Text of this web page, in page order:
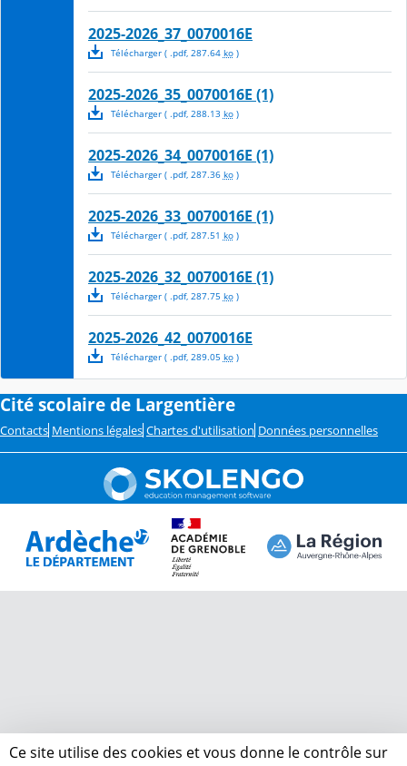
2025-2026_37_0070016E
Télécharger( .pdf, 287.64 ko)
2025-2026_35_0070016E (1)
Télécharger( .pdf, 288.13 ko)
2025-2026_34_0070016E (1)
Télécharger( .pdf, 287.36 ko)
2025-2026_33_0070016E (1)
Télécharger( .pdf, 287.51 ko)
2025-2026_32_0070016E (1)
Télécharger( .pdf, 287.75 ko)
2025-2026_42_0070016E
Télécharger( .pdf, 289.05 ko)
Cité scolaire de Largentière
Contacts Mentions légales Chartes d'utilisation Données personnelles
Ce site utilise des cookies et vous donne le contrôle sur